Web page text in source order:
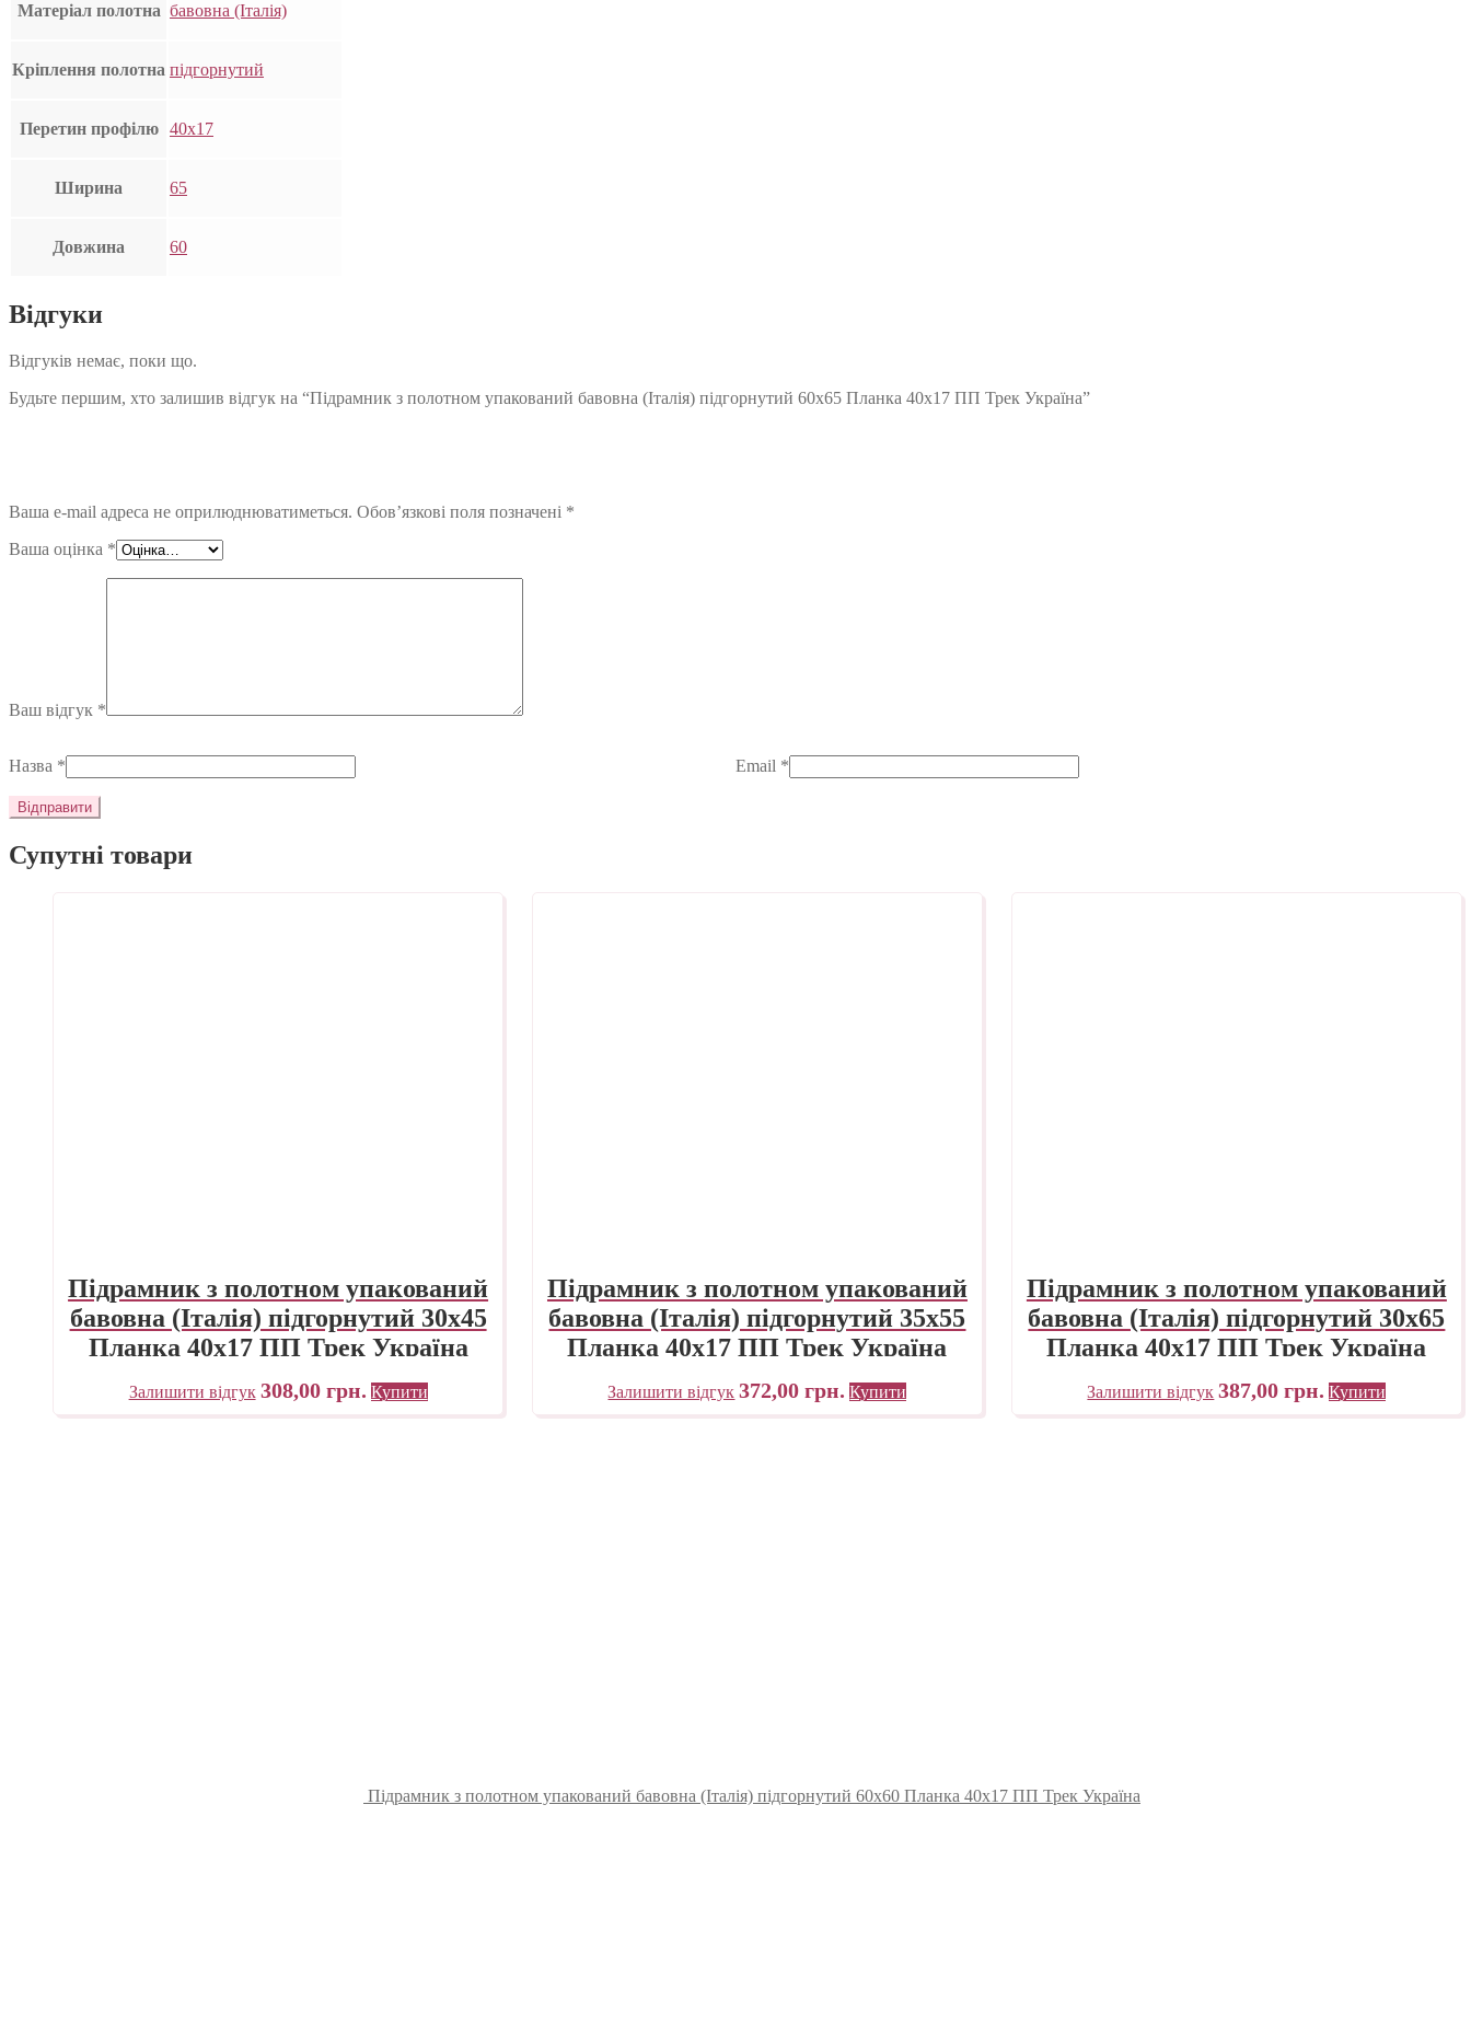
Матеріал полотна бавовна (Італія)
Кріплення полотна підгорнутий
Перетин профілю 40х17
Ширина 65
Довжина 60
Відгуки
Відгуків немає, поки що.
Будьте першим, хто залишив відгук на “Підрамник з полотном упакований бавовна (Італія) підгорнутий 60х65 Планка 40х17 ПП Трек Україна”
Ваша e-mail адреса не оприлюднюватиметься. Обов’язкові поля позначені *
Ваша оцінка *
Ваш відгук *
Назва * Email *
Супутні товари
Підрамник з полотном упакований
бавовна (Італія) підгорнутий 30х45
Планка 40х17 ПП Трек Україна
Залишити відгук 308,00 грн. Купити
Підрамник з полотном упакований
бавовна (Італія) підгорнутий 35х55
Планка 40х17 ПП Трек Україна
Залишити відгук 372,00грн. Купити
Підрамник з полотном упакований
бавовна (Італія) підгорнутий 30х65
Планка 40х17 ПП Трек Україна
Залишити відгук 387,00грн. Купити
Підрамник з полотном упакований бавовна (Італія) підгорнутий 60х60 Планка 40х17 ПП Трек Україна